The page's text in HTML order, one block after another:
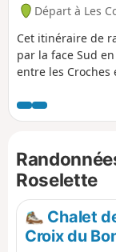
Départ à Les
Cet itinéraire de
par la face Sud
entre les Croches
engagé avec une
Roselette
Chalet
Croix du